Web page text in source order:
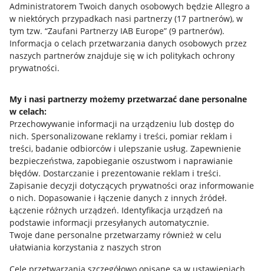
Administratorem Twoich danych osobowych będzie Allegro a
w niektórych przypadkach nasi partnerzy (17 partnerów), w
tym tzw. “Zaufani Partnerzy IAB Europe” (9 partnerów).
Informacja o celach przetwarzania danych osobowych przez
naszych partnerów znajduje się w ich politykach ochrony
prywatności.
My i nasi partnerzy możemy przetwarzać dane personalne
w celach:
Przechowywanie informacji na urządzeniu lub dostęp do
nich. Spersonalizowane reklamy i treści, pomiar reklam i
treści, badanie odbiorców i ulepszanie usług. Zapewnienie
bezpieczeństwa, zapobieganie oszustwom i naprawianie
błędów. Dostarczanie i prezentowanie reklam i treści.
Zapisanie decyzji dotyczących prywatności oraz informowanie
o nich. Dopasowanie i łączenie danych z innych źródeł.
Łączenie różnych urządzeń. Identyfikacja urządzeń na
podstawie informacji przesyłanych automatycznie.
Twoje dane personalne przetwarzamy również w celu
ułatwiania korzystania z naszych stron
Przydatne informacje
Jak to działa
Allegro Gadane dla sprzedających
Allegro Gadane dla kupujących
Mapa miejscowości
Informacje prawne
Regulamin
Polityka plików "cookies"
Ustawienia plików "cookies"